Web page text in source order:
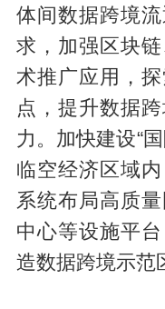
体间数据跨境
求，加强区块
术推广应用，
点，提升数据
力。加快建设“
临空经济区域内
系统布局高质
中心等设施平
造数据跨境示范